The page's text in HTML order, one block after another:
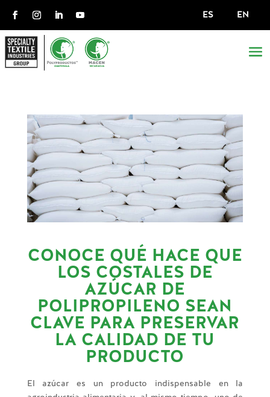
ES EN
CONOCE QUÉ HACE QUE
LOS COSTALES DE
AZÚCAR DE
POLIPROPILENO SEAN
CLAVE PARA PRESERVAR
LA CALIDAD DE TU
PRODUCTO
El azúcar es un producto indispensable en la